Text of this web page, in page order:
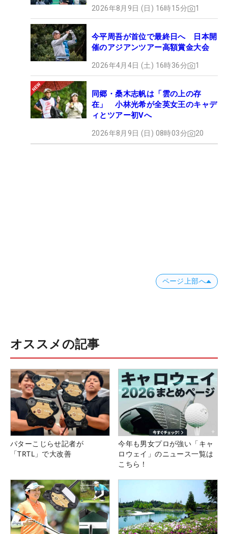
2026年8月9日 (日) 16時15分 1
今平周吾が首位で最終日へ 日本開
催のアジアンツアー高額賞金大会
2026年4月4日 (土) 16時36分 1
同郷・桑木志帆は「雲の上の存
在」 小林光希が全英女王のキャデ
ィとツアー初Vへ
2026年8月9日 (日) 08時03分 20
ページ上部へ
オススメの記事
パターこじらせ記者が
「TRTL」で大改善
今年も男女プロが強い「キャ
ロウェイ」のニュース一覧は
こちら！